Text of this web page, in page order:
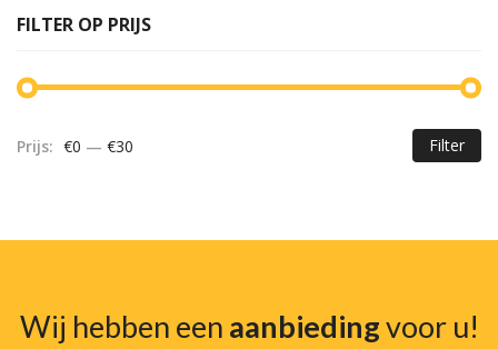
FILTER OP PRIJS
Filter
Prijs: €0 — €30
Wij hebben een aanbiedingvoor u!